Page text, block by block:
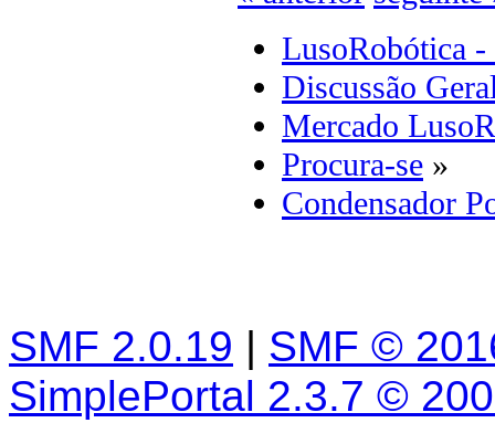
LusoRobótica -
Discussão
Mercado
Procura-se »
Condensador
SMF 2.0.19 | SMF ©
SimplePortal 2.3.7 ©